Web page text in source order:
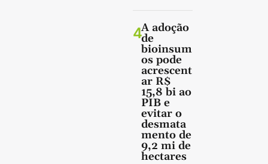
4A adoção
de
bioinsum
os pode
acrescent
ar R$
15,8 bi ao
PIB e
evitar o
desmata
mento de
9,2 mi de
hectares